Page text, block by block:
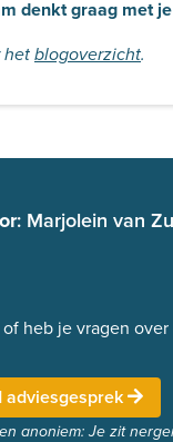
denkt graag met
het blogoverzicht.
: Marjolein van
heb je vragen
adviesgesprek
anoniem: Je zit